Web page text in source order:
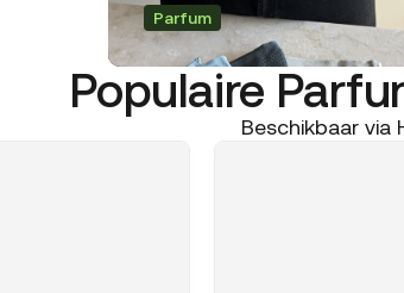
Parfum
Populaire
Beschikbaar via